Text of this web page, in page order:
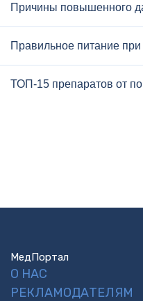
Причины повышенного
Правильное питание при
ТОП-15 препаратов от
МедПортал
О НАС
РЕКЛАМОДАТЕЛЯМ